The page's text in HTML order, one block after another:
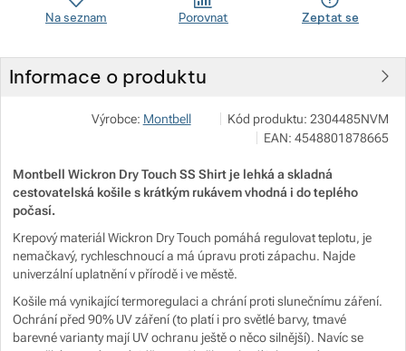
Na seznam Porovnat Zeptat se
Informace o produktu
Výrobce: Montbell Zobrazit více
Pod 7 kilo
Milady Horákové 546/50, 17000
info@pod7kilo.cz
Kód produktu: 2304485NVM
EAN: 4548801878665
Montbell Wickron Dry Touch SS Shirt je lehká a skladná
cestovatelská košile s krátkým rukávem vhodná i do teplého
počasí.
Krepový materiál Wickron Dry Touch pomáhá regulovat teplotu, je
nemačkavý, rychleschnoucí a má úpravu proti zápachu. Najde
univerzální uplatnění v přírodě i ve městě.
Košile má vynikající termoregulaci a chrání proti slunečnímu záření.
Ochrání před 90% UV záření (to platí i pro světlé barvy, tmavé
barevné varianty mají UV ochranu ještě o něco silnější). Navíc se
Zobrazit více
Zobrazit více
Zobrazit více
Zobrazit více
Zobrazit více
Zobrazit více
Zobrazit více